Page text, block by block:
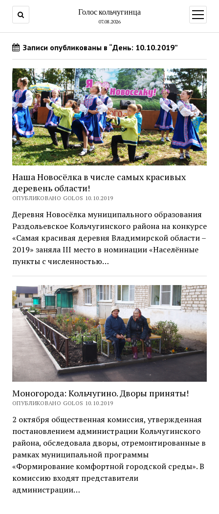
Голос кольчугинца
07.08.2026
меню
Записи опубликованы в “День: 10.10.2019”
Наша Новосёлка в числе самых красивых
деревень области!
ОПУБЛИКОВАНО GOLOS 10.10.2019
Деревня Новосёлка муниципального образования
Раздольевское Кольчугинского района на конкурсе
«Самая красивая деревня Владимирской области –
2019» заняла III место в номинации «Населённые
пункты с численностью…
Моногорода: Кольчугино. Дворы приняты!
ОПУБЛИКОВАНО GOLOS 10.10.2019
2 октября общественная комиссия, утвержденная
постановлением администрации Кольчугинского
района, обследовала дворы, отремонтированные в
рамках муниципальной программы
«Формирование комфортной городской среды». В
комиссию входят представители
администрации…